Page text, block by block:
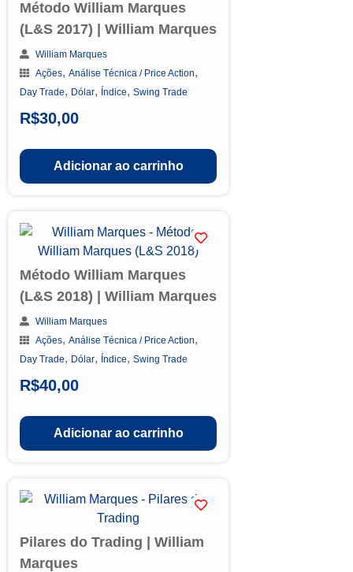
Método William Marques
(L&S 2017) | William Marques
William Marques
Ações, Análise Técnica / Price Action,
Day Trade, Dólar, Índice, Swing Trade
R$30,00
Adicionar ao carrinho
Método William Marques
(L&S 2018) | William Marques
William Marques
Ações, Análise Técnica / Price Action,
Day Trade, Dólar, Índice, Swing Trade
R$40,00
Adicionar ao carrinho
Pilares do Trading | William
Marques